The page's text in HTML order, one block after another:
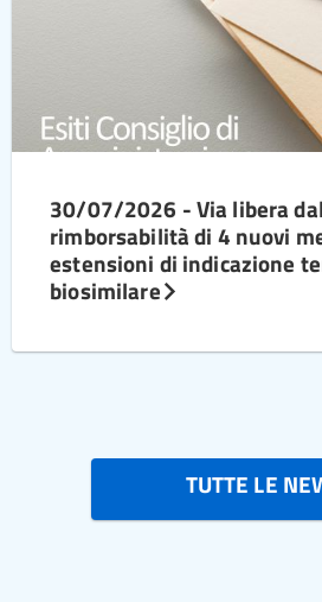
30/07/2026 - Via libera dal
rimborsabilità di 4 nuovi
estensioni di indicazione
biosimilare
TUTTE LE